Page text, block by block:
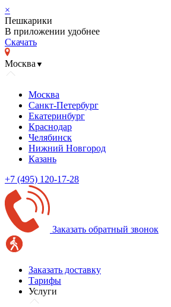
×
Пешкарики
В приложении удобнее
Скачать
Москва ▼
Москва
Санкт-Петербург
Екатеринбург
Краснодар
Челябинск
Нижний Новгород
Казань
+7 (495) 120-17-28
Заказать обратный звонок
Заказать доставку
Тарифы
Услуги